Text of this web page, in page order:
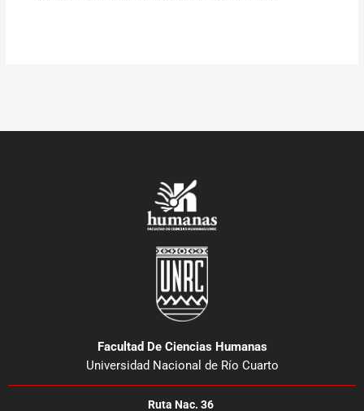
Facultad De Ciencias Humanas
Universidad Nacional de Río Cuarto
Ruta Nac. 36